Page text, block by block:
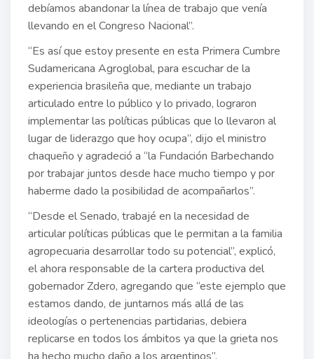
debíamos abandonar la línea de trabajo que venía
llevando en el Congreso Nacional”.
“Es así que estoy presente en esta Primera Cumbre
Sudamericana Agroglobal, para escuchar de la
experiencia brasileña que, mediante un trabajo
articulado entre lo público y lo privado, lograron
implementar las políticas públicas que lo llevaron al
lugar de liderazgo que hoy ocupa”, dijo el ministro
chaqueño y agradeció a “la Fundación Barbechando
por trabajar juntos desde hace mucho tiempo y por
haberme dado la posibilidad de acompañarlos”.
“Desde el Senado, trabajé en la necesidad de
articular políticas públicas que le permitan a la familia
agropecuaria desarrollar todo su potencial”, explicó,
el ahora responsable de la cartera productiva del
gobernador Zdero, agregando que “este ejemplo que
estamos dando, de juntarnos más allá de las
ideologías o pertenencias partidarias, debiera
replicarse en todos los ámbitos ya que la grieta nos